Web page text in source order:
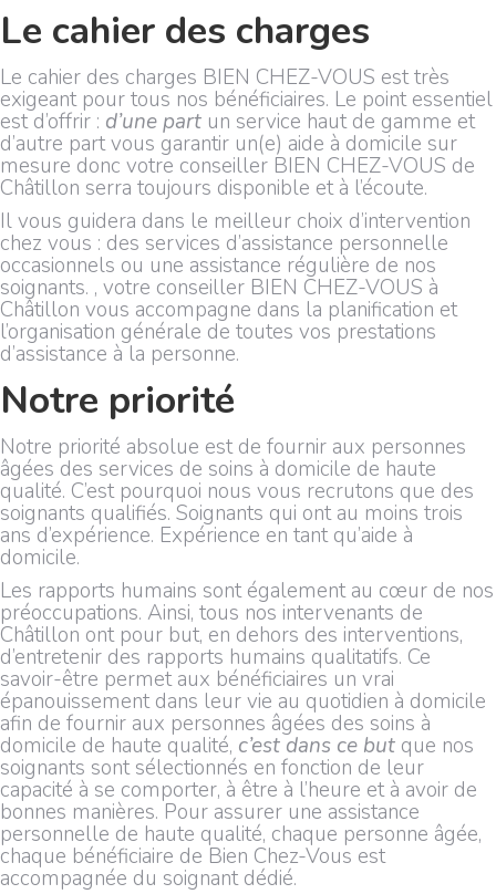
Le cahier des charges
Le cahier des charges BIEN CHEZ-VOUS est très
exigeant pour tous nos bénéficiaires. Le point essentiel
est d’offrir : d’une part un service haut de gamme et
d’autre part vous garantir un(e) aide à domicile sur
mesure donc votre conseiller BIEN CHEZ-VOUS de
Châtillon serra toujours disponible et à l’écoute.
Il vous guidera dans le meilleur choix d’intervention
chez vous : des services d’assistance personnelle
occasionnels ou une assistance régulière de nos
soignants. , votre conseiller BIEN CHEZ-VOUS à
Châtillon vous accompagne dans la planification et
l’organisation générale de toutes vos prestations
d’assistance à la personne.
Notre priorité
Notre priorité absolue est de fournir aux personnes
âgées des services de soins à domicile de haute
qualité. C’est pourquoi nous vous recrutons que des
soignants qualifiés. Soignants qui ont au moins trois
ans d’expérience. Expérience en tant qu’aide à
domicile.
Les rapports humains sont également au cœur de nos
préoccupations. Ainsi, tous nos intervenants de
Châtillon ont pour but, en dehors des interventions,
d’entretenir des rapports humains qualitatifs. Ce
savoir-être permet aux bénéficiaires un vrai
épanouissement dans leur vie au quotidien à domicile
afin de fournir aux personnes âgées des soins à
domicile de haute qualité, c’est dans ce but que nos
soignants sont sélectionnés en fonction de leur
capacité à se comporter, à être à l’heure et à avoir de
bonnes manières. Pour assurer une assistance
personnelle de haute qualité, chaque personne âgée,
chaque bénéficiaire de Bien Chez-Vous est
accompagnée du soignant dédié.